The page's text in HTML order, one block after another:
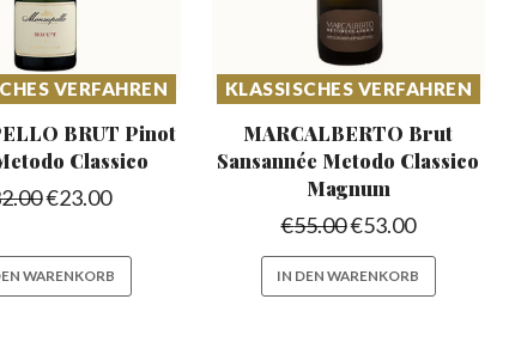
VERFAHREN
BRUT Pinot
Classico
€23.00
WARENKORB
KLASSISCHES VERFAHREN
MARCALBERTO Brut
Sansannée Metodo Classico
Magnum
€55.00€53.00
IN DEN WARENKORB